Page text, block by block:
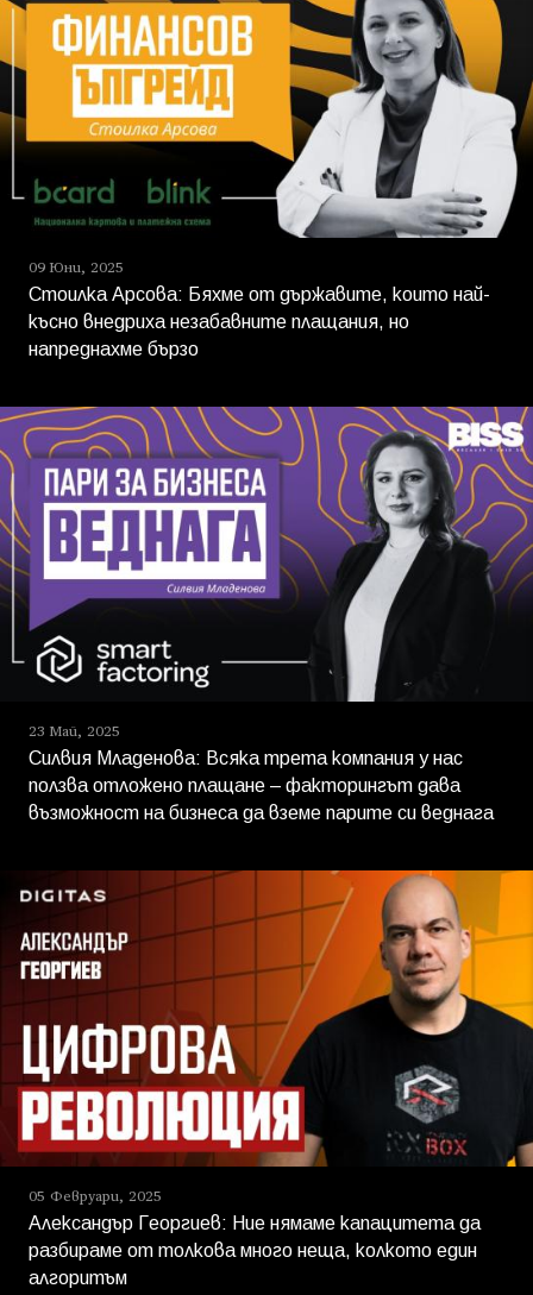
09 Юни, 2025
Стоилка Арсова: Бяхме от държавите, които най-
късно внедриха незабавните плащания, но
напреднахме бързо
23 Май, 2025
Силвия Младенова: Всяка трета компания у нас
ползва отложено плащане – факторингът дава
възможност на бизнеса да вземе парите си веднага
05 Февруари, 2025
Александър Георгиев: Ние нямаме капацитета да
разбираме от толкова много неща, колкото един
алгоритъм